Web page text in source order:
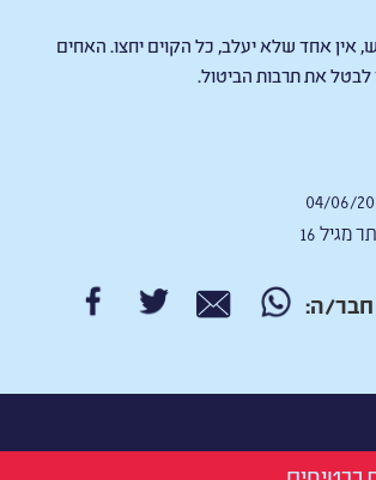
אין אחד שלא יעלב, כל הקוים יחצו. האחים
לבטל את תרבות הביטול.
מגיל 16
חבר/ה: